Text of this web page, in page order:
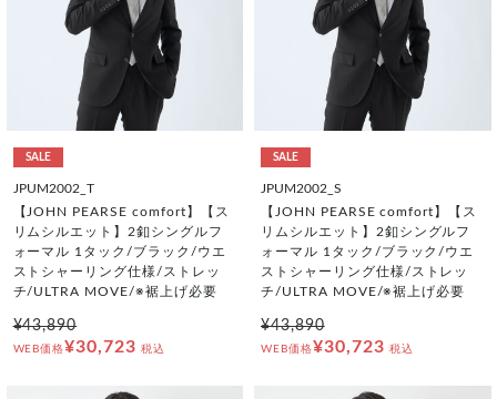
SALE
JPUM2002_T
【JOHN PEARSE comfort】【ス
リムシルエット】2釦シングルフ
ォーマル 1タック/ブラック/ウエ
ストシャーリング仕様/ストレッ
チ/ULTRA MOVE/※裾上げ必要
¥43,890
WEB価格¥30,723 税込
SALE
JPUM2002_S
【JOHN PEARSE comfort】【ス
リムシルエット】2釦シングルフ
ォーマル 1タック/ブラック/ウエ
ストシャーリング仕様/ストレッ
チ/ULTRA MOVE/※裾上げ必要
¥43,890
WEB価格¥30,723 税込